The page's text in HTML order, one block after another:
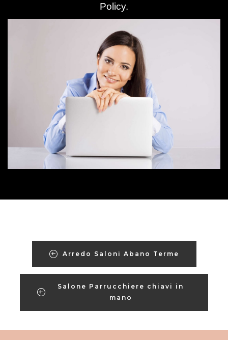
Policy.
Arredo Saloni Abano Terme
Salone Parrucchiere chiavi in
mano